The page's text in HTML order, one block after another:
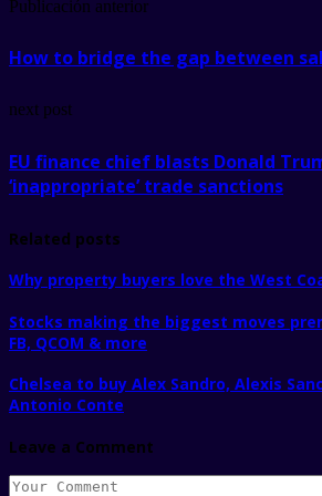
Publicación anterior
How to bridge the gap between
next post
EU finance chief blasts Donald
‘inappropriate’ trade sanctions
Related posts
Why property buyers love the West
Stocks making the biggest moves
FB, QCOM & more
Chelsea to buy Alex Sandro, Alexis
Antonio Conte
Leave a Comment